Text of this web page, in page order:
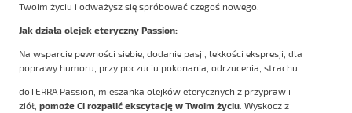
Twoim życiu i odważysz się spróbować czegoś nowego.
Jak działa olejek eteryczny Passion:
Na wsparcie pewności siebie, dodanie pasji, lekkości ekspresji, dla
poprawy humoru, przy poczuciu pokonania, odrzucenia, strachu
dōTERRA Passion, mieszanka olejków eterycznych z przypraw i
ziół, pomoże Ci rozpalić ekscytację w Twoim życiu . Wyskocz z